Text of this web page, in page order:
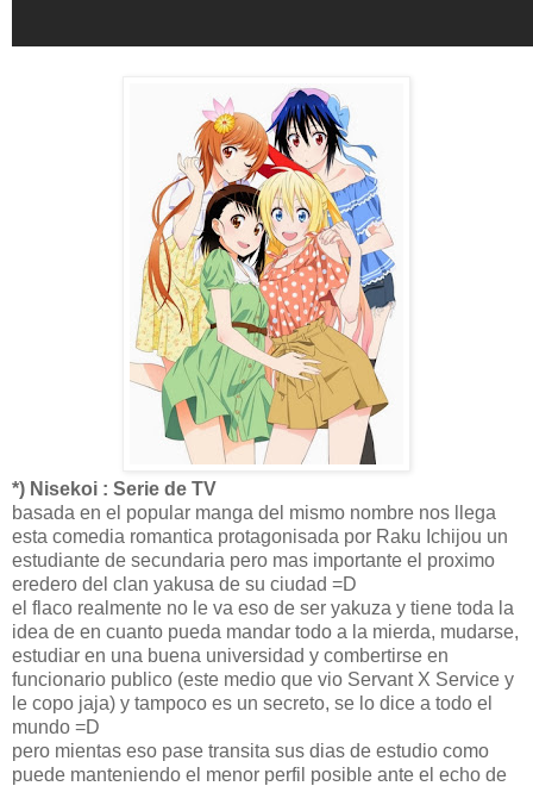
*) Nisekoi : Serie de TV
basada en el popular manga del mismo nombre nos llega
esta comedia romantica protagonisada por Raku Ichijou un
estudiante de secundaria pero mas importante el proximo
eredero del clan yakusa de su ciudad =D
el flaco realmente no le va eso de ser yakuza y tiene toda la
idea de en cuanto pueda mandar todo a la mierda, mudarse,
estudiar en una buena universidad y combertirse en
funcionario publico (este medio que vio Servant X Service y
le copo jaja) y tampoco es un secreto, se lo dice a todo el
mundo =D
pero mientas eso pase transita sus dias de estudio como
puede manteniendo el menor perfil posible ante el echo de